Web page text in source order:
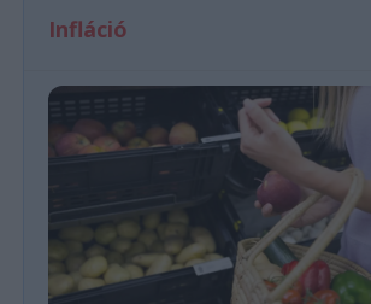
Infláció